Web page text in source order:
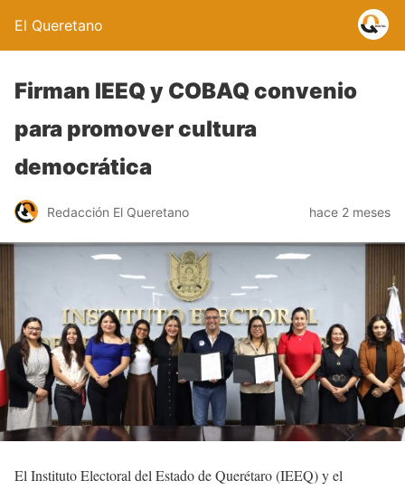
El Queretano
Firman IEEQ y COBAQ convenio
para promover cultura
democrática
Redacción El Queretano hace 2 meses
El Instituto Electoral del Estado de Querétaro (IEEQ) y el